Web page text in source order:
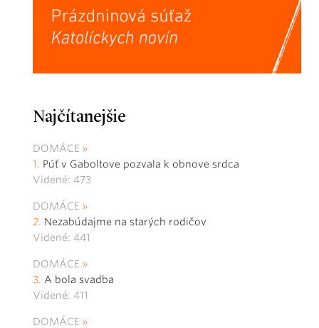
Najčítanejšie
DOMÁCE
Púť v Gaboltove pozvala k obnove srdca
Videné: 473
DOMÁCE
Nezabúdajme na starých rodičov
Videné: 441
DOMÁCE
A bola svadba
Videné: 411
DOMÁCE